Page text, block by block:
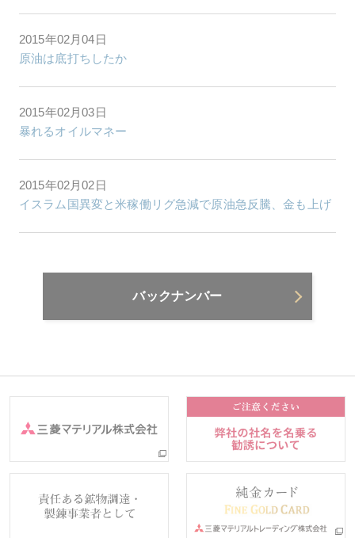
2015年02月04日
原油は底打ちしたか
2015年02月03日
暴れるオイルマネー
2015年02月02日
イスラム国異変と米稼働リグ急減で原油急反騰、金も上げ
バックナンバー